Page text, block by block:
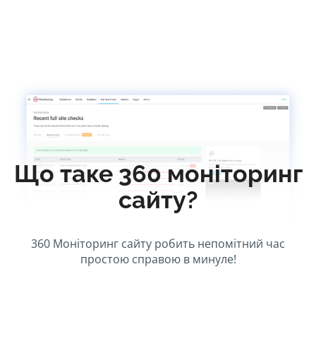
Що таке 360 моніторинг
сайту?
360 Моніторинг сайту робить непомітний час
простою справою в минуле!